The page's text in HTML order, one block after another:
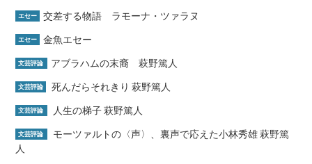
エセー 交差する物語 ラモーナ・ツァラヌ
エセー 金魚エセー
文芸評論 アブラハムの末裔 萩野篤人
文芸評論 死んだらそれきり 萩野篤人
文芸評論 人生の梯子 萩野篤人
文芸評論
モーツァルトの〈声〉、裏声で応えた小林秀雄 萩野篤
人